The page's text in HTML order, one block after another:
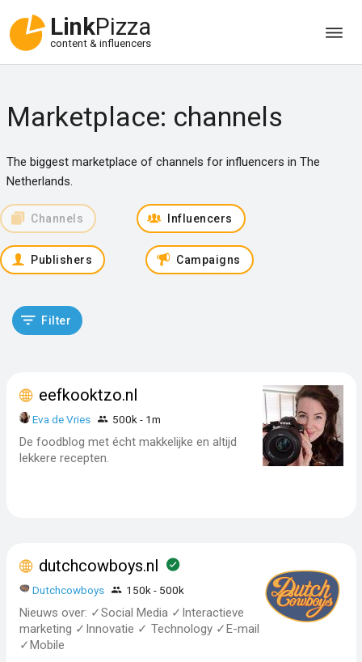
LinkPizza
content & influencers
Marketplace: channels
The biggest marketplace of channels for influencers in The
Netherlands.
Channels Influencers
Publishers Campaigns
Filter
eefkooktzo.nl
Eva de Vries 500k - 1m
De foodblog met écht makkelijke en altijd
lekkere recepten.
dutchcowboys.nl
Dutchcowboys 150k - 500k
Nieuws over: ✓Social Media ✓Interactieve
marketing ✓Innovatie ✓ Technology ✓E-mail
✓Mobile